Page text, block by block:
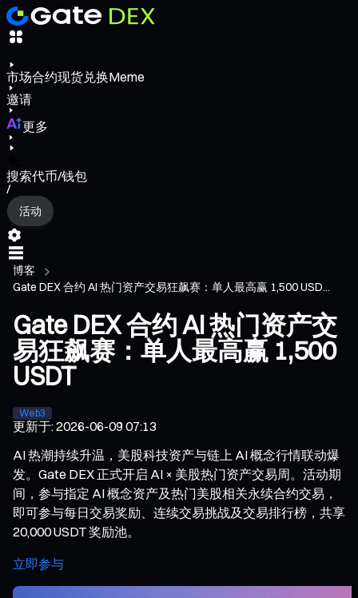
市场合约现货兑换Meme
邀请
更多
搜索代币/钱包
/
活动
博客
Gate DEX 合约 AI 热门资产交易狂飙赛：单人最高赢 1,500 USD...
Gate DEX 合约 AI 热门资产交
易狂飙赛：单人最高赢 1,500
USDT
Web3
更新于:2026-06-09 07:13
AI 热潮持续升温，美股科技资产与链上 AI 概念行情联动爆
发。Gate DEX 正式开启 AI × 美股热门资产交易周。活动期
间，参与指定 AI 概念资产及热门美股相关永续合约交易，
即可参与每日交易奖励、连续交易挑战及交易排行榜，共享
20,000 USDT 奖励池。
立即参与